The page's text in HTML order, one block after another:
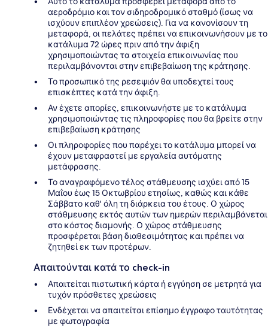
αεροδρόμιο και τον σιδηροδρομικό σταθμό (ίσως να
ισχύουν επιπλέον χρεώσεις). Για να κανονίσουν τη
μεταφορά, οι πελάτες πρέπει να επικοινωνήσουν με το
κατάλυμα 72 ώρες πριν από την άφιξη
χρησιμοποιώντας τα στοιχεία επικοινωνίας που
περιλαμβάνονται στην επιβεβαίωση της κράτησης.
Το προσωπικό της ρεσεψιόν θα υποδεχτεί τους
επισκέπτες κατά την άφιξη.
Αν έχετε απορίες, επικοινωνήστε με το κατάλυμα
χρησιμοποιώντας τις πληροφορίες που θα βρείτε στην
επιβεβαίωση κράτησης
Οι πληροφορίες που παρέχει το κατάλυμα μπορεί να
έχουν μεταφραστεί με εργαλεία αυτόματης
μετάφρασης.
Το αναγραφόμενο τέλος στάθμευσης ισχύει από 15
Μαΐου έως 15 Οκτωβρίου ετησίως, καθώς και κάθε
Σάββατο καθ' όλη τη διάρκεια του έτους. Ο χώρος
στάθμευσης εκτός αυτών των ημερών περιλαμβάνεται
στο κόστος διαμονής. Ο χώρος στάθμευσης
προσφέρεται βάση διαθεσιμότητας και πρέπει να
ζητηθεί εκ των προτέρων.
Απαιτούνται κατά το check-in
Απαιτείται πιστωτική κάρτα ή εγγύηση σε μετρητά για
τυχόν πρόσθετες χρεώσεις
Ενδέχεται να απαιτείται επίσημο έγγραφο ταυτότητας
με φωτογραφία